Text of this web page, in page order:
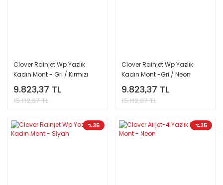
Clover Rainjet Wp Yazlık
Kadın Mont - Gri / Kırmızı
9.823,37 TL
15.112,87 TL
Clover Rainjet Wp Yazlık
Kadın Mont -Gri / Neon
9.823,37 TL
15.112,87 TL
%35 %35